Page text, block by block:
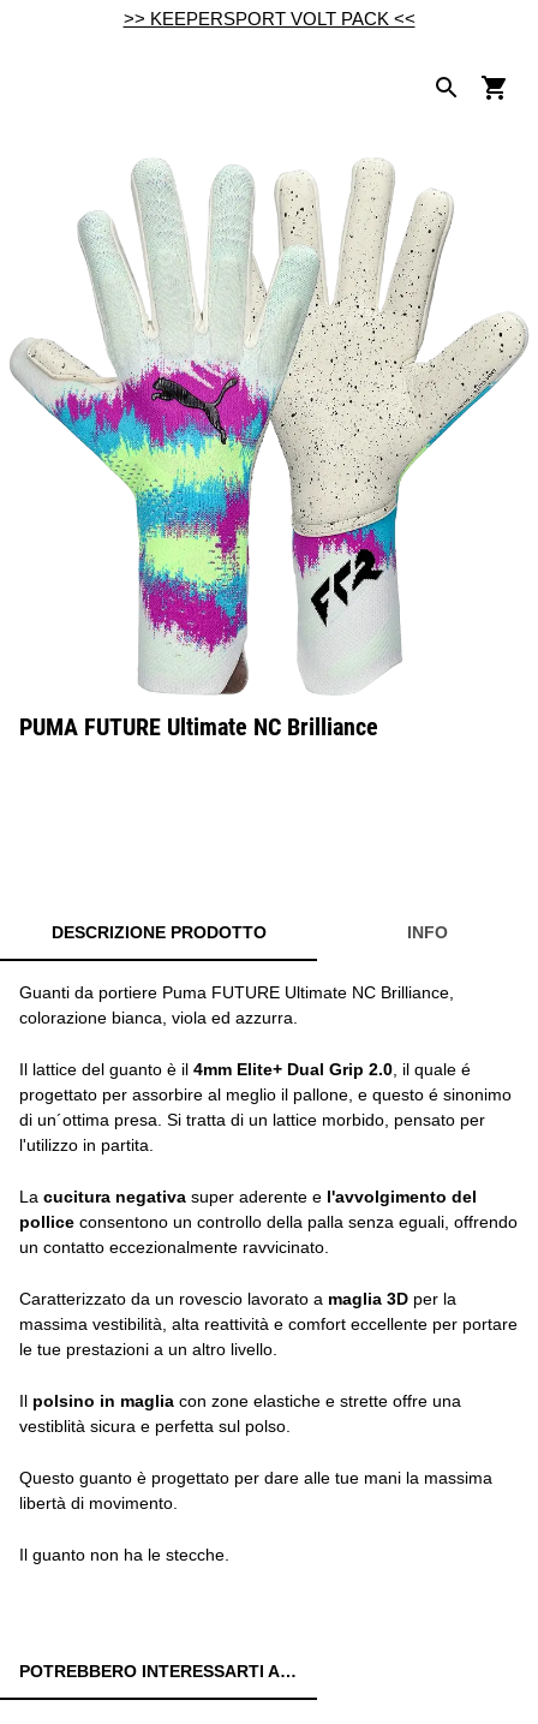
>> KEEPERSPORT VOLT PACK <<
PUMA FUTURE Ultimate NC Brilliance
DESCRIZIONE PRODOTTO INFO
Guanti da portiere Puma FUTURE Ultimate NC Brilliance,
colorazione bianca, viola ed azzurra.
Il lattice del guanto è il 4mm Elite+ Dual Grip 2.0 , il quale é
progettato per assorbire al meglio il pallone, e questo é sinonimo
di un´ottima presa. Si tratta di un lattice morbido, pensato per
l'utilizzo in partita.
La cucitura negativa super aderente e l'avvolgimento del
pollice consentono un controllo della palla senza eguali, offrendo
un contatto eccezionalmente ravvicinato.
Caratterizzato da un rovescio lavorato a maglia 3D per la
massima vestibilità, alta reattività e comfort eccellente per portare
le tue prestazioni a un altro livello.
Il polsino in maglia con zone elastiche e strette offre una
vestiblità sicura e perfetta sul polso.
Questo guanto è progettato per dare alle tue mani la massima
libertà di movimento.
Il guanto non ha le stecche.
POTREBBERO INTERESSARTI ANCHE: